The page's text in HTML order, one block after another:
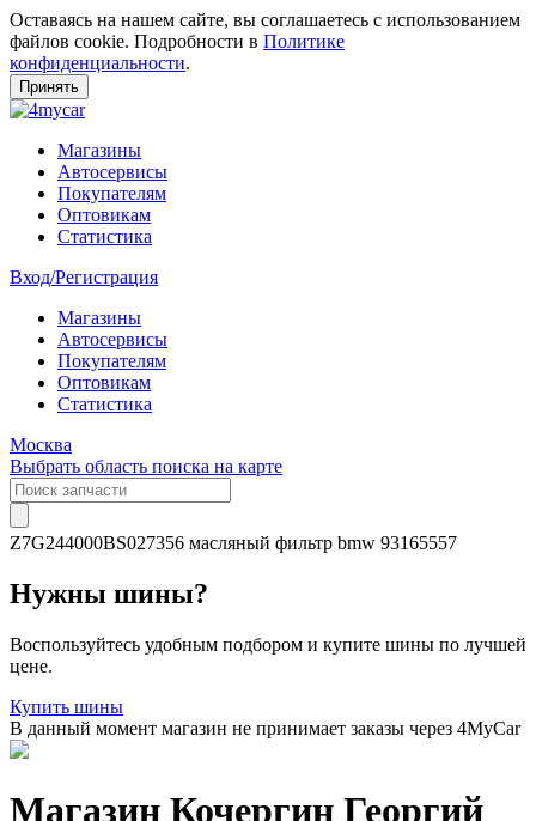
Оставаясь на нашем сайте, вы соглашаетесь c использованием
файлов cookie. Подробности в Политике
конфиденциальности.
Принять
Магазины
Автосервисы
Покупателям
Оптовикам
Статистика
Вход/Регистрация
Магазины
Автосервисы
Покупателям
Оптовикам
Статистика
Москва
Выбрать область поиска на карте
Z7G244000BS027356 масляный фильтр bmw 93165557
Нужны шины?
Воспользуйтесь удобным подбором и купите шины по лучшей
цене.
Купить шины
В данный момент магазин не принимает заказы через 4MyCar
Магазин Кочергин Георгий